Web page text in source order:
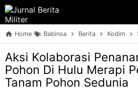
Home Babinsa Berita Kodim
Aksi Kolaborasi
Pohon Di Hulu Merapi
Tanam Pohon Sedunia